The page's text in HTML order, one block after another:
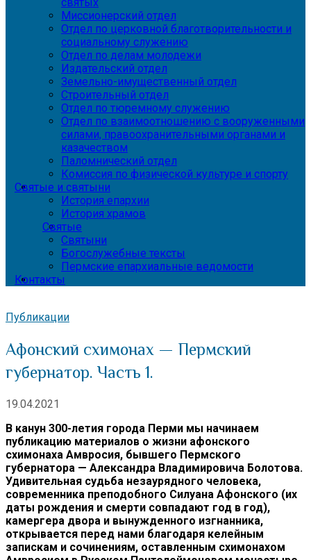
Миссионерский отдел
Отдел по церковной благотворительности и
социальному служению
Отдел по делам молодежи
Издательский отдел
Земельно-имущественный отдел
Строительный отдел
Отдел по тюремному служению
Отдел по взаимоотношению с вооруженными
силами, правоохранительными органами и
казачеством
Паломнический отдел
Комиссия по физической культуре и спорту
Святые и святыни
История епархии
История храмов
Святые
Святыни
Богослужебные тексты
Пермские епархиальные ведомости
Контакты
Публикации
Афонский схимонах — Пермский
губернатор. Часть 1.
19.04.2021
В канун 300-летия города Перми мы начинаем
публикацию материалов о жизни афонского
схимонаха Амвросия, бывшего Пермского
губернатора — Александра Владимировича Болотова.
Удивительная судьба незаурядного человека,
современника преподобного Силуана Афонского (их
даты рождения и смерти совпадают год в год),
камергера двора и вынужденного изгнанника,
открывается перед нами благодаря келейным
запискам и сочинениям, оставленным схимонахом